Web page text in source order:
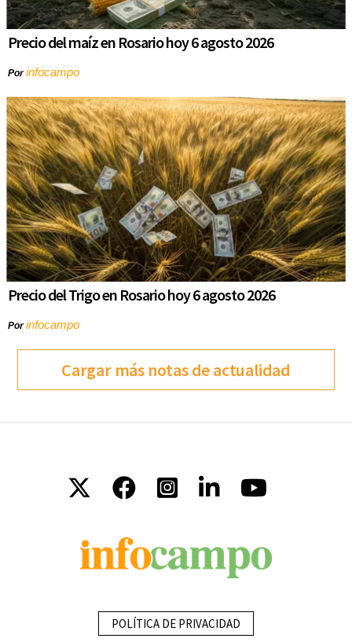
Precio del maíz en Rosario hoy 6 agosto 2026
Porinfocampo
Precio del Trigo en Rosario hoy 6 agosto 2026
Porinfocampo
Cargar más notas de actualidad
POLÍTICA DE PRIVACIDAD